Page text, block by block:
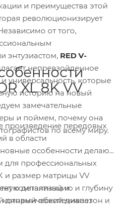
и преимущества этой
революционизирует
от того,
энтузиастом, RED V-
непревзойденное
универсальность, которые
историю на новый
замечательные
и поймем, почему она
по всему миру.
XL 8K VV
произведение передовых
в области
особенности делают
профессиональных
и размер матрицы VV
детализацию и глубину
диапазон и
компактный и
обеспечивает